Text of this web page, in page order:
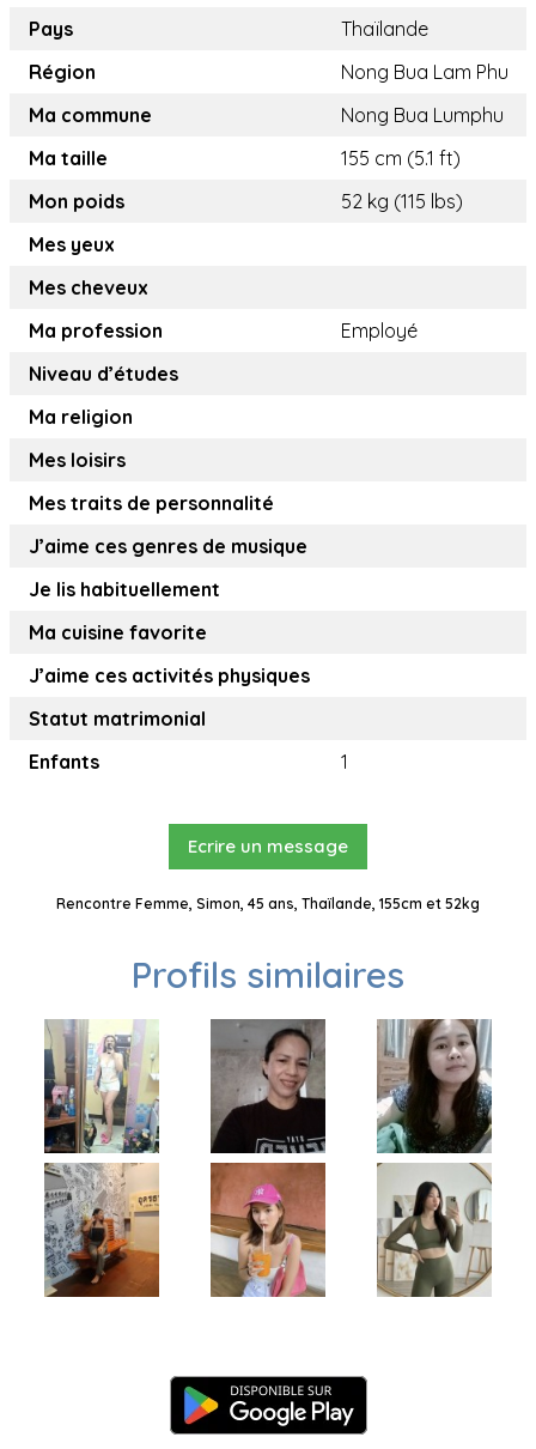
Pays
Thaïlande
Région
Nong Bua Lam Phu
Ma commune
Nong Bua Lumphu
Ma taille
155 cm (5.1 ft)
Mon poids
52 kg (115 lbs)
Mes yeux
Mes cheveux
Ma profession
Employé
Niveau d’études
Ma religion
Mes loisirs
Mes traits de personnalité
J’aime ces genres de musique
Je lis habituellement
Ma cuisine favorite
J’aime ces activités physiques
Statut matrimonial
Enfants
1
Ecrire un message
Rencontre Femme, Simon, 45 ans, Thaïlande, 155cm et 52kg
Profils similaires